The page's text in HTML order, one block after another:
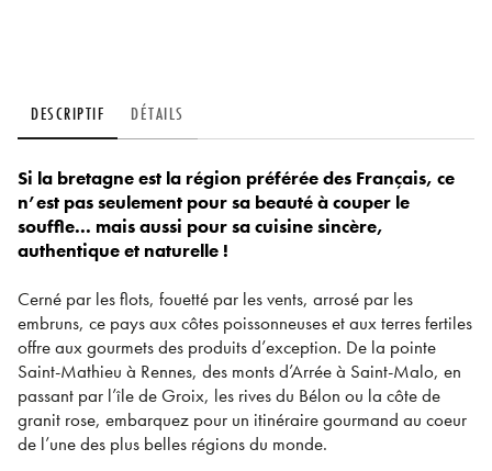
DESCRIPTIF DÉTAILS
Si la bretagne est la région préférée des Français, ce
n’est pas seulement pour sa beauté à couper le
souffle... mais aussi pour sa cuisine sincère,
authentique et naturelle !
Cerné par les flots, fouetté par les vents, arrosé par les
embruns, ce pays aux côtes poissonneuses et aux terres fertiles
offre aux gourmets des produits d’exception. De la pointe
Saint-Mathieu à Rennes, des monts d’Arrée à Saint-Malo, en
passant par l’île de Groix, les rives du Bélon ou la côte de
granit rose, embarquez pour un itinéraire gourmand au coeur
de l’une des plus belles régions du monde.